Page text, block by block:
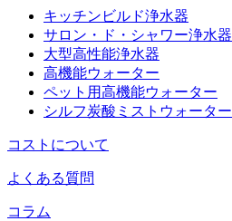
キッチンビルド浄水器
サロン・ド・シャワー浄水器
大型高性能浄水器
高機能ウォーター
ペット用高機能ウォーター
シルフ炭酸ミストウォーター
コストについて
よくある質問
コラム